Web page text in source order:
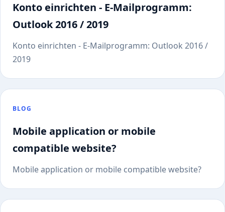
Konto einrichten - E-Mailprogramm:
Outlook 2016 / 2019
Konto einrichten - E-Mailprogramm: Outlook 2016 /
2019
BLOG
Mobile application or mobile
compatible website?
Mobile application or mobile compatible website?